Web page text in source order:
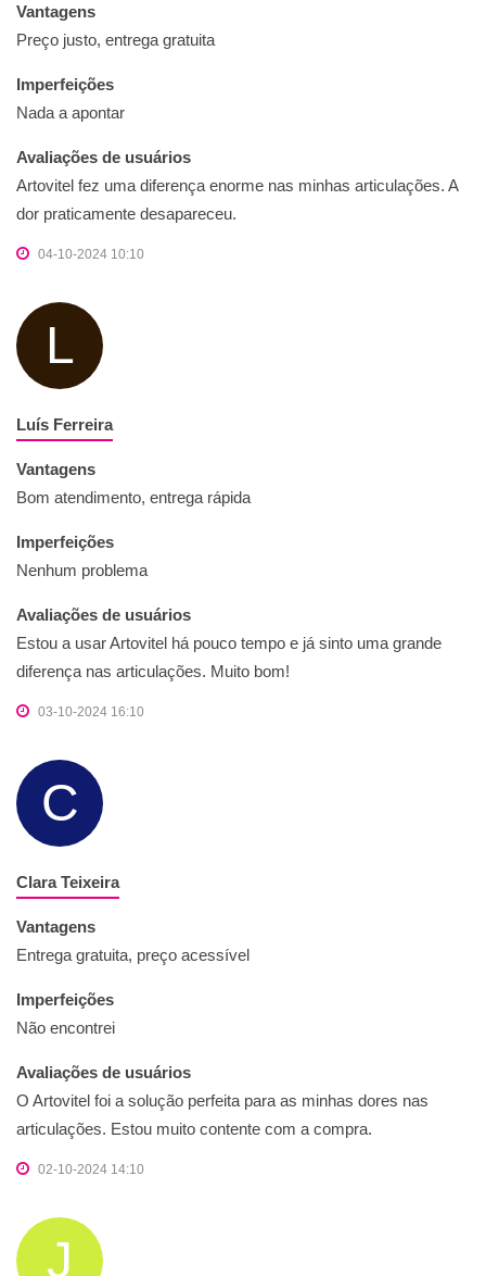
Vantagens
Preço justo, entrega gratuita
Imperfeições
Nada a apontar
Avaliações de usuários
Artovitel fez uma diferença enorme nas minhas articulações. A
dor praticamente desapareceu.
04-10-2024 10:10
L
Luís Ferreira
Vantagens
Bom atendimento, entrega rápida
Imperfeições
Nenhum problema
Avaliações de usuários
Estou a usar Artovitel há pouco tempo e já sinto uma grande
diferença nas articulações. Muito bom!
03-10-2024 16:10
C
Clara Teixeira
Vantagens
Entrega gratuita, preço acessível
Imperfeições
Não encontrei
Avaliações de usuários
O Artovitel foi a solução perfeita para as minhas dores nas
articulações. Estou muito contente com a compra.
02-10-2024 14:10
J